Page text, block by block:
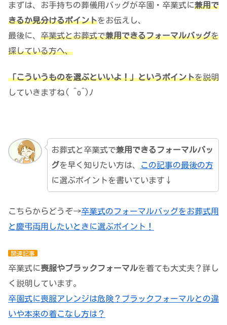
まずは、お手持ちの葬儀用バッグが卒園・卒業式に兼用で
きるか見分けるポイントをお伝えし、
最後に、 卒業式とお葬式で兼用できるフォーマルバッグを
探している方へ、
「こういうものを選ぶといいよ！」というポイントを説明
していきますね( ^o^)ﾉ
お葬式と卒業式で兼用できるフォーマルバッ
グを早く知りたい方は、
この記事の最後の方
に選ぶポイントを書いています↓
こちらからどうぞ→卒業式のフォーマルバッグをお葬式用
と慶弔両用したいときに選ぶポイント！
関連記事
卒業式に喪服やブラックフォーマルを着ても大丈夫？詳し
く説明しています。
卒園式に喪服アレンジは危険？ブラックフォーマルとの違
いや本来の着こなし方は？